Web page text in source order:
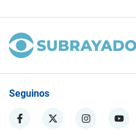
Seguinos